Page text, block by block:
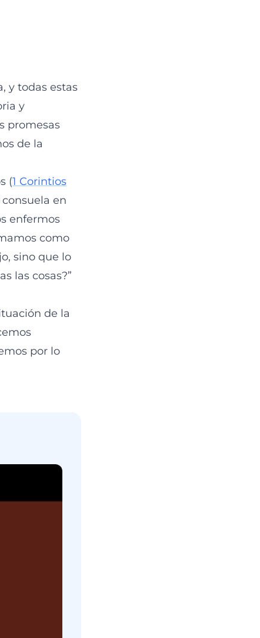
y todas estas
y
promesas
de la
(1 Corintios
consuela en
enfermos
como
sino que lo
las cosas?”
de la
por lo